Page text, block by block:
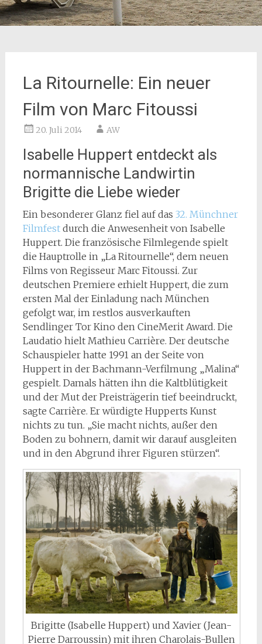
La Ritournelle: Ein neuer
Film von Marc Fitoussi
20. Juli 2014 AW
Isabelle Huppert entdeckt als
normannische Landwirtin
Brigitte die Liebe wieder
Ein besonderer Glanz fiel auf das 32. Münchner
Filmfestdurch die Anwesenheit von Isabelle
Huppert. Die französische Filmlegende spielt
die Hauptrolle in „La Ritournelle“, dem neuen
Films von Regisseur Marc Fitoussi. Zur
deutschen Premiere erhielt Huppert, die zum
ersten Mal der Einladung nach München
gefolgt war, im restlos ausverkauften
Sendlinger Tor Kino den CineMerit Award. Die
Laudatio hielt Mathieu Carrière. Der deutsche
Schauspieler hatte 1991 an der Seite von
Huppert in der Bachmann-Verfilmung „Malina“
gespielt. Damals hätten ihn die Kaltblütigkeit
und der Mut der Preisträgerin tief beeindruckt,
sagte Carrière. Er würdigte Hupperts Kunst
nichts zu tun. „Sie macht nichts, außer den
Boden zu bohnern, damit wir darauf ausgleiten
und in den Abgrund ihrer Figuren stürzen“.
Brigitte (Isabelle Huppert) und Xavier (Jean-
Pierre Darroussin) mit ihren Charolais-Bullen